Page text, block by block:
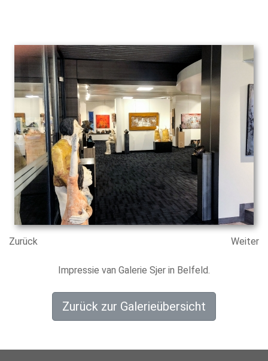
Zurück Weiter
Impressie van Galerie Sjer in Belfeld.
Zurück zur Galerieübersicht